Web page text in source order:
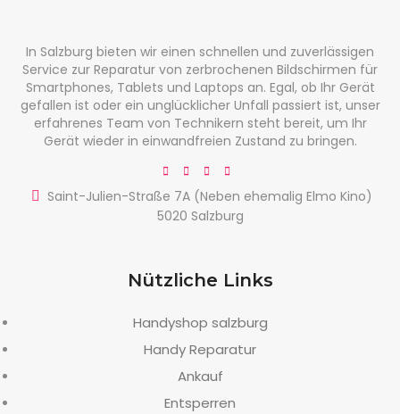
In Salzburg bieten wir einen schnellen und zuverlässigen
Service zur Reparatur von zerbrochenen Bildschirmen für
Smartphones, Tablets und Laptops an. Egal, ob Ihr Gerät
gefallen ist oder ein unglücklicher Unfall passiert ist, unser
erfahrenes Team von Technikern steht bereit, um Ihr
Gerät wieder in einwandfreien Zustand zu bringen.
Saint-Julien-Straße 7A (Neben ehemalig Elmo Kino)
5020 Salzburg
Nützliche Links
Handyshop salzburg
Handy Reparatur
Ankauf
Entsperren